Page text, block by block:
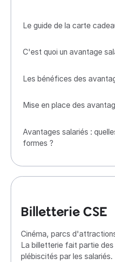
Le guide de la carte
C'est quoi un avantage
Les bénéfices des
Mise en place des
Avantages salariés :
formes ?
Billetterie CSE
Cinéma, parcs
La billetterie fait partie
plébiscités par les